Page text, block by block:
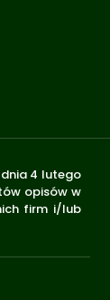
dnia 4 lutego
opisów w
firm i/lub